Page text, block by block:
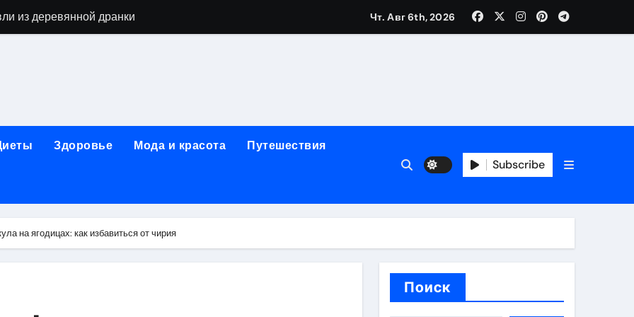
для парников: как сохранить тепло и получить богатый урожай
срезового компьютерного томографа
и трикотажа: опт и розница, условия доставки и сертификация
с медицинской лицензией и диагностикой зрения
Чт. Авг 6th, 2026
Здоровье Мода и красота Путешествия
Subscribe
на ягодицах: как избавиться от чирия
Поиск